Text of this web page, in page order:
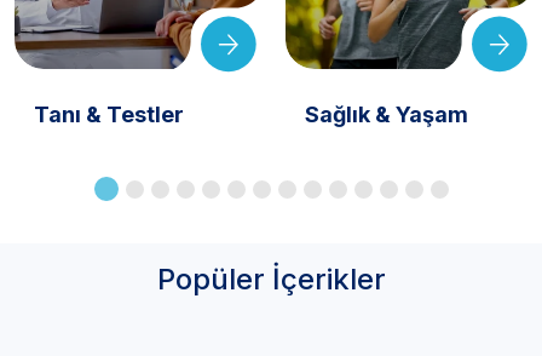
Tanı & Testler Sağlık & Yaşam
Popüler İçerikler